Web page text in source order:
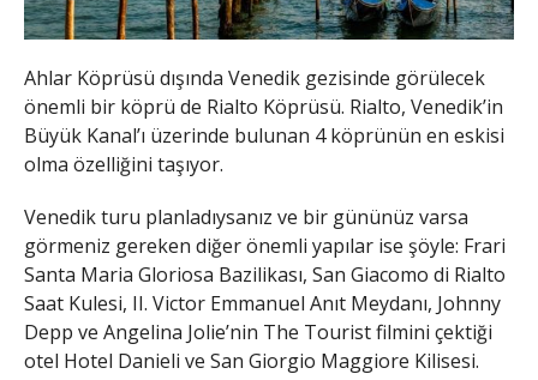
Ahlar Köprüsü dışında Venedik gezisinde görülecek
önemli bir köprü de Rialto Köprüsü. Rialto, Venedik’in
Büyük Kanal’ı üzerinde bulunan 4 köprünün en eskisi
olma özelliğini taşıyor.
Venedik turu planladıysanız ve bir gününüz varsa
görmeniz gereken diğer önemli yapılar ise şöyle: Frari
Santa Maria Gloriosa Bazilikası, San Giacomo di Rialto
Saat Kulesi, II. Victor Emmanuel Anıt Meydanı, Johnny
Depp ve Angelina Jolie’nin The Tourist filmini çektiği
otel Hotel Danieli ve San Giorgio Maggiore Kilisesi.